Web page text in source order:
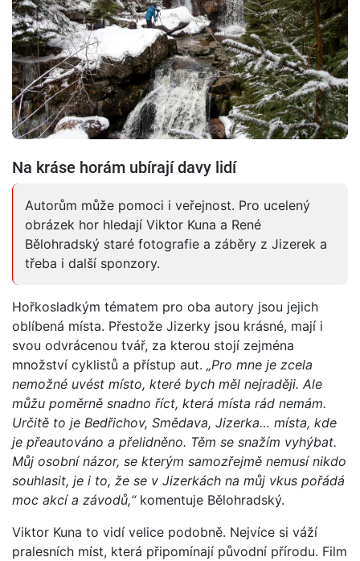
Na kráse horám ubírají davy lidí
Autorům může pomoci i veřejnost. Pro ucelený
obrázek hor hledají Viktor Kuna a René
Bělohradský staré fotografie a záběry z Jizerek a
třeba i další sponzory.
Hořkosladkým tématem pro oba autory jsou jejich
oblíbená místa. Přestože Jizerky jsou krásné, mají i
svou odvrácenou tvář, za kterou stojí zejména
množství cyklistů a přístup aut. „Pro mne je zcela
nemožné uvést místo, které bych měl nejraději. Ale
můžu poměrně snadno říct, která místa rád nemám.
Určitě to je Bedřichov, Smědava, Jizerka… místa, kde
je přeautováno a přelidněno. Těm se snažím vyhýbat.
Můj osobní názor, se kterým samozřejmě nemusí nikdo
souhlasit, je i to, že se v Jizerkách na můj vkus pořádá
moc akcí a závodů,“komentuje Bělohradský.
Viktor Kuna to vidí velice podobně. Nejvíce si váží
pralesních míst, která připomínají původní přírodu. Film